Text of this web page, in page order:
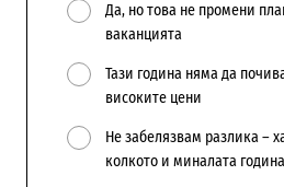
Да, но това не промени
ваканцията
Тази година няма да
високите цени
Не забелязвам разлика –
колкото и миналата година